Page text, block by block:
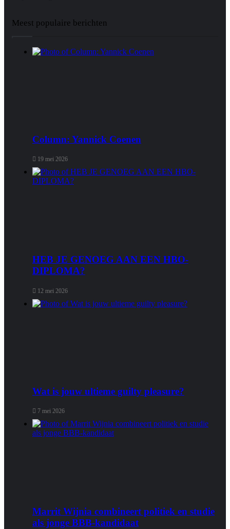
Meest populaire berichten
Column: Yannick Coenen
19 mei 2026
HEB JE GENOEG AAN EEN HBO-
DIPLOMA?
12 mei 2026
Wat is jouw ultieme guilty pleasure?
7 mei 2026
Marrit Wijnia combineert politiek en studie
als jonge BBB‑kandidaat